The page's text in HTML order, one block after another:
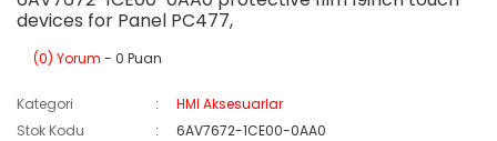
devices for Panel PC477,
(0) Yorum - 0 Puan
Kategori
HMI Aksesuarlar
Stok Kodu
6AV7672-1CE00-0AA0